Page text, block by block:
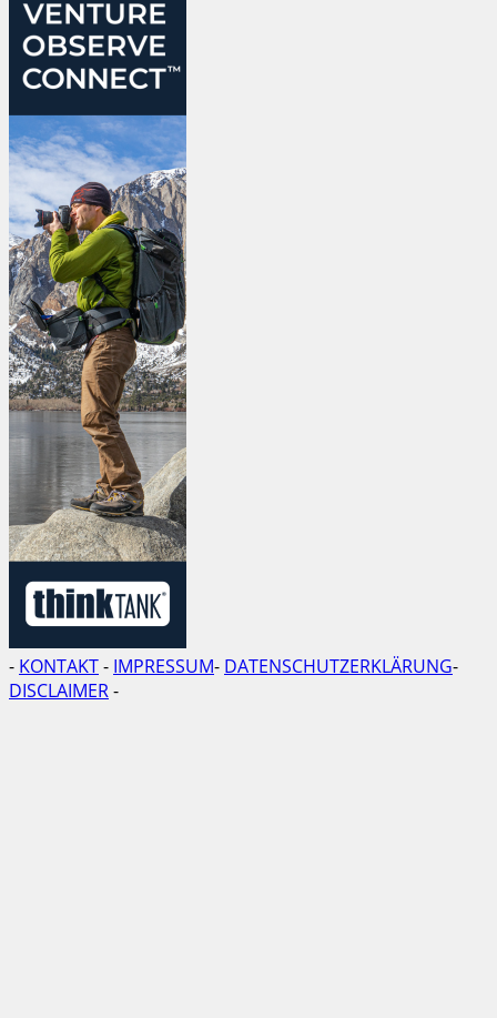
- KONTAKT- IMPRESSUM- DATENSCHUTZERKLÄRUNG-
DISCLAIMER-